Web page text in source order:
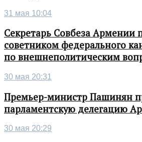
31 мая 10:04
Секретарь Совбеза Армении
советником федерального
по внешнеполитическим
30 мая 20:31
Премьер-министр Пашинян
парламентскую делегацию
30 мая 20:29